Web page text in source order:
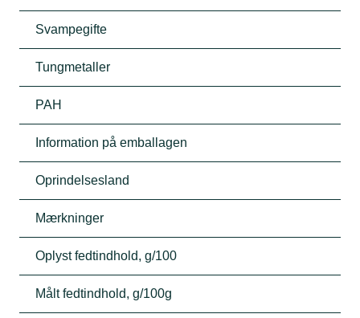
Svampegifte
Tungmetaller
PAH
Information på emballagen
Oprindelsesland
Mærkninger
Oplyst fedtindhold, g/100
Målt fedtindhold, g/100g